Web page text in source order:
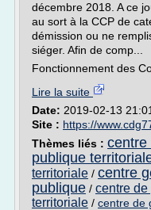
décembre 2018. A ce
au sort à la CCP de
démission ou ne
siéger. Afin de comp...
Fonctionnement des
Lire la suite
Date: 2019-02-13
Site : https://
Thèmes liés : centre
publique
territoriale / centre
publique / centre
territoriale / centre de